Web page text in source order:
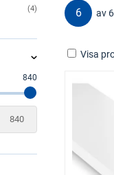
4
840
6 av
Visa